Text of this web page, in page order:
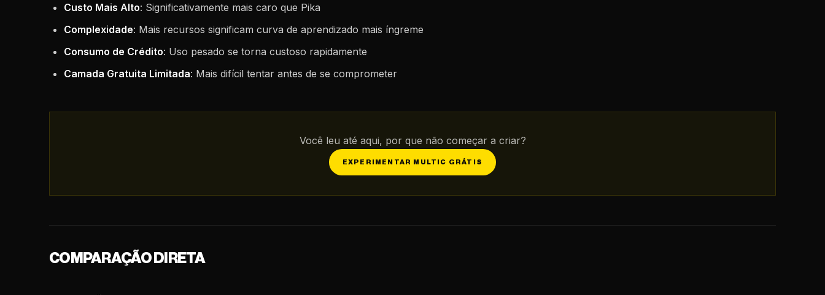
Custo Mais Alto: Significativamente mais caro que Pika
Complexidade: Mais recursos significam curva de aprendizado mais íngreme
Consumo de Crédito: Uso pesado se torna custoso rapidamente
Camada Gratuita Limitada: Mais difícil tentar antes de se comprometer
Você leu até aqui, por que não começar a criar?
EXPERIMENTAR MULTIC GRÁTIS
COMPARAÇÃO DIRETA